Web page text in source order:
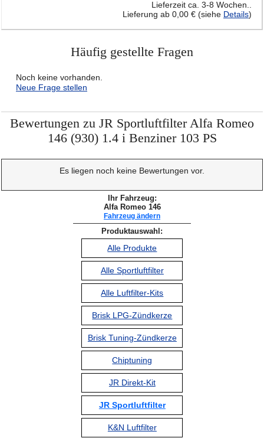
Lieferzeit ca. 3-8 Wochen..
Lieferung ab 0,00 € (siehe Details)
Häufig gestellte Fragen
Noch keine vorhanden.
Neue Frage stellen
Bewertungen zu JR Sportluftfilter Alfa Romeo
146 (930) 1.4 i Benziner 103 PS
Es liegen noch keine Bewertungen vor.
Ihr Fahrzeug:
Alfa Romeo 146
Fahrzeug ändern
Produktauswahl:
Alle Produkte
Alle Sportluftfilter
Alle Luftfilter-Kits
Brisk LPG-Zündkerze
Brisk Tuning-Zündkerze
Chiptuning
JR Direkt-Kit
JR Sportluftfilter
K&N Luftfilter